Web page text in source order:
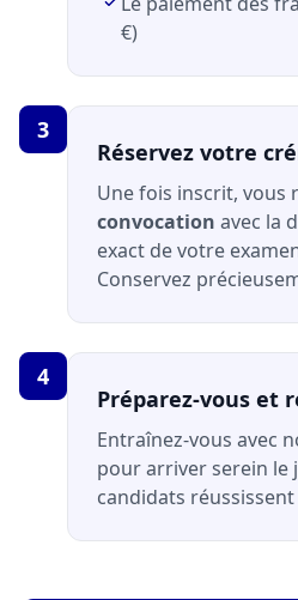
€)
3
Réservez votre
Une fois inscrit, vous
convocation avec la
exact de votre
Conservez
4
Préparez-vous et
Entraînez-vous avec
pour arriver serein le
candidats